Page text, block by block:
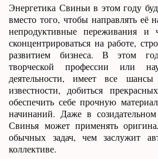
Энергетика Свиньи в этом году
вместо того, чтобы направлять
непродуктивные переживания и
сконцентрироваться на работе,
развитием бизнеса. В этом
творческой профессии или
деятельности, имеет все
известности, добиться
обеспечить себе прочную
начинаний. Даже в
Свинья может применять
обычных задач, чем заслужит
коллективе.